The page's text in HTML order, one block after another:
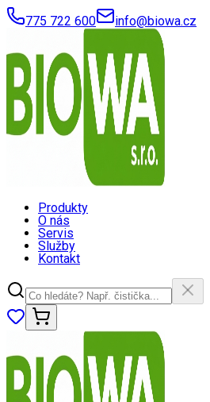
775 722 600 info@biowa.cz
Produkty
O nás
Servis
Služby
Kontakt